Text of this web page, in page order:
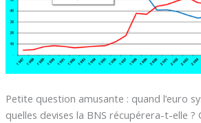
Petite question amusante : quand l’euro
quelles devises la BNS récupérera-t-elle ?